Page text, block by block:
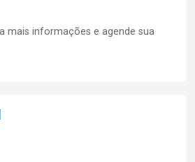
mais informações e agende sua